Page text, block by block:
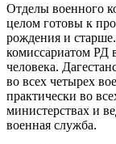
Отделы военного
целом готовы к
рождения и
комиссариатом РД
человека.
во всех четырех
практически во
министерствах и
военная служба.